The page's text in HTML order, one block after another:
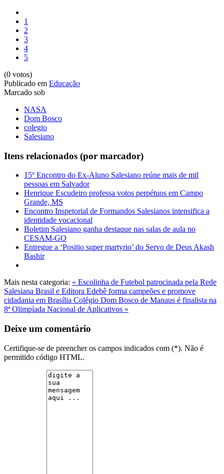
1
2
3
4
5
(0 votos)
Publicado em Educação
Marcado sob
NASA
Dom Bosco
colegio
Salesiano
Itens relacionados (por marcador)
15º Encontro do Ex-Aluno Salesiano reúne mais de mil
pessoas em Salvador
Henrique Escudeiro professa votos perpétuos em Campo
Grande, MS
Encontro Inspetorial de Formandos Salesianos intensifica a
identidade vocacional
Boletim Salesiano ganha destaque nas salas de aula no
CESAM-GO
Entregue a ‘Positio super martyrio’ do Servo de Deus Akash
Bashir
Mais nesta categoria: « Escolinha de Futebol patrocinada pela Rede
Salesiana Brasil e Editora Edebê forma campeões e promove
cidadania em Brasília Colégio Dom Bosco de Manaus é finalista na
8ª Olimpíada Nacional de Aplicativos »
Deixe um comentário
Certifique-se de preencher os campos indicados com (*). Não é
permitido código HTML.